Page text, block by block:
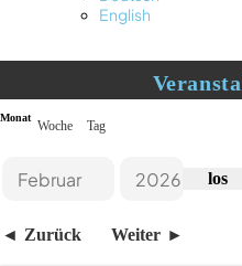
English
Monat
Woche Tag
Monat
Jahr
Zurück Weiter